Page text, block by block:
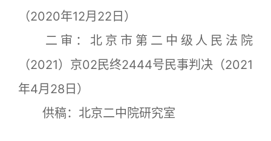
（2020年12月22日）
二审：北京市第二中级人民法院
（2021）京02民终2444号民事判决（2021
年4月28日）
供稿：北京二中院研究室